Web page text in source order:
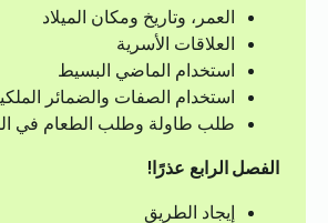
العمر، وتاريخ ومكان الميلاد
العلاقات الأسرية
استخدام الماضي البسيط
استخدام الصفات والضمائر
طلب طاولة وطلب الطعام في
الفصل الرابع عذرًا!
إيجاد الطريق